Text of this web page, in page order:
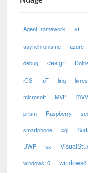
AgentFramework ai
asynchronisme azure
debug design
iOS IoT linq livres
microsoft MVP
prism Raspberry
smartphone sql
UWP ux
windows10 windows8